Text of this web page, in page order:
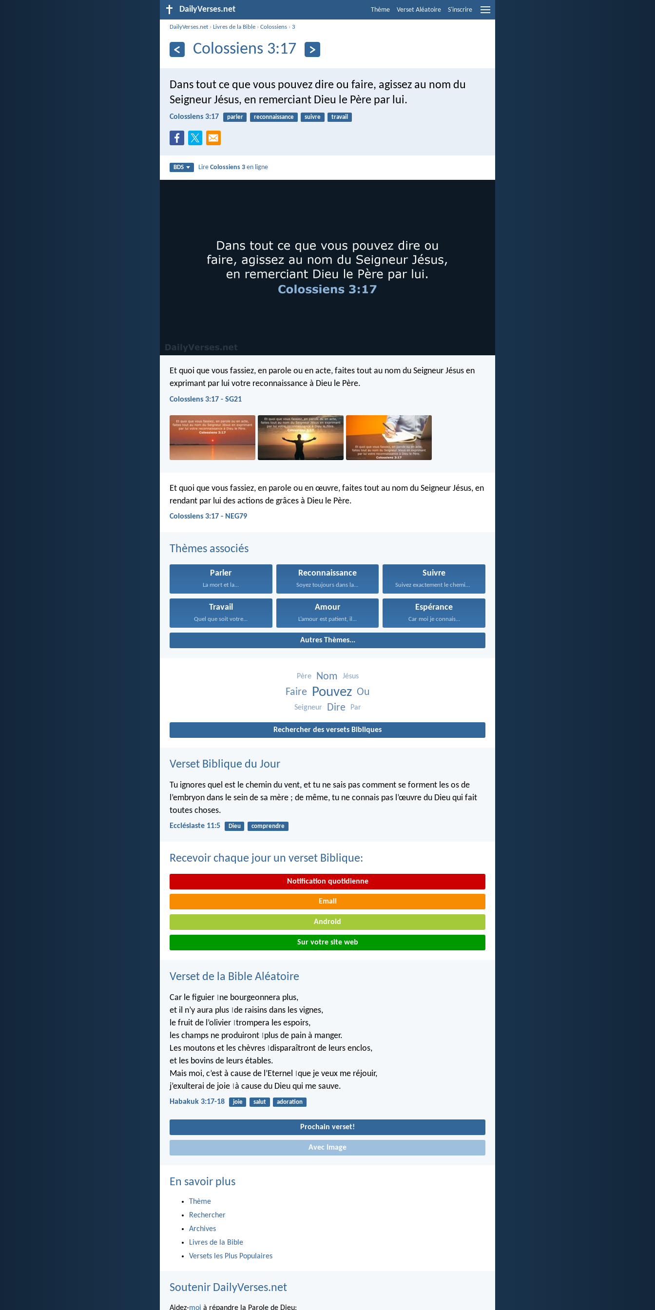
DailyVerses.net Thème Verset Aléatoire S'inscrire
DailyVerses.net ›Livres de la Bible ›Colossiens ›3
Colossiens 3:17
Dans tout ce que vous pouvez dire ou faire, agissez au nom du
Seigneur Jésus, en remerciant Dieu le Père par lui.
Colossiens 3:17 parler reconnaissance suivre travail
BDS LireColossiens 3 en ligne
Et quoi que vous fassiez, en parole ou en acte, faites tout au nom du Seigneur Jésus en
exprimant par lui votre reconnaissance à Dieu le Père.
Colossiens 3:17 - SG21
Et quoi que vous fassiez, en parole ou en œuvre, faites tout au nom du Seigneur Jésus, en
rendant par lui des actions de grâces à Dieu le Père.
Colossiens 3:17 - NEG79
Thèmes associés
Parler
La mort et la...
Reconnaissance
Soyez toujours dans la...
Suivre
Suivez exactement le chemin...
Travail
Quel que soit votre...
Amour
L’amour est patient, il...
Espérance
Car moi je connais...
Autres Thèmes...
Père Nom Jésus
Faire Pouvez Ou
Seigneur Dire Par
Rechercher des versets Bibliques
Verset Biblique du Jour
Tu ignores quel est le chemin du vent, et tu ne sais pas comment se forment les os de
l’embryon dans le sein de sa mère ; de même, tu ne connais pas l’œuvre du Dieu qui fait
toutes choses.
Ecclésiaste 11:5 Dieu comprendre
Recevoir chaque jour un verset Biblique:
Notification quotidienne
Email
Android
Sur votre site web
Verset de la Bible Aléatoire
Car le figuier ne bourgeonnera plus,
et il n’y aura plus de raisins dans les vignes,
le fruit de l’olivier trompera les espoirs,
les champs ne produiront plus de pain à manger.
Les moutons et les chèvres disparaîtront de leurs enclos,
et les bovins de leurs étables.
Mais moi, c’est à cause de l’Eternel que je veux me réjouir,
j’exulterai de joie à cause du Dieu qui me sauve.
Habakuk 3:17-18 joie salut adoration
Prochain verset!
Avec Image
En savoir plus
Thème
Rechercher
Archives
Livres de la Bible
Versets les Plus Populaires
Soutenir DailyVerses.net
Aidez-moi à répandre la Parole de Dieu: